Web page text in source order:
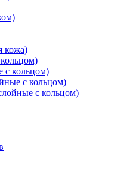
кожа)
с кольцом)
с кольцом)
с кольцом)